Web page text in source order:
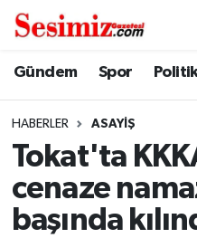
Gündem Spor
HABERLER ASAYIŞ
Tokat'ta
cenaze
başında
Dünya
Ekonomi
Nöbetçi Eczaneler
Hava Durumu
Namaz Vakitleri
Trafik Durumu